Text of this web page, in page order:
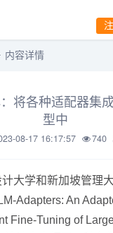
内容详情
将各种适配器集
型中
08-17 16:17:57 740
大学和新加坡管理
Adapters: An
Fine-Tuning of